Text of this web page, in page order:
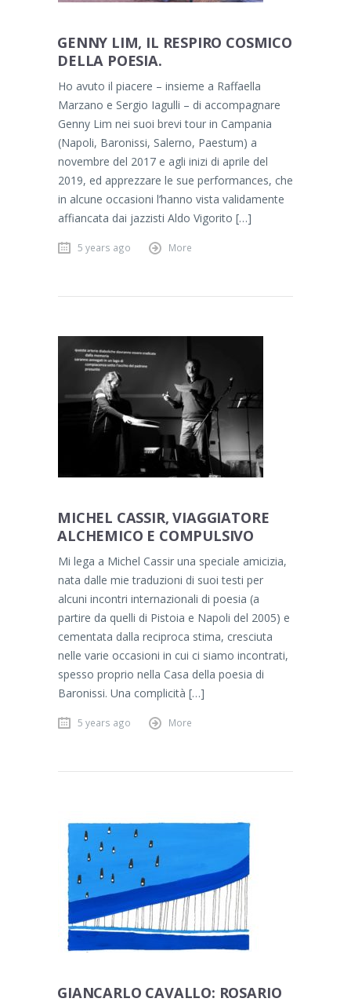
GENNY LIM, IL RESPIRO COSMICO
DELLA POESIA.
Ho avuto il piacere – insieme a Raffaella
Marzano e Sergio Iagulli – di accompagnare
Genny Lim nei suoi brevi tour in Campania
(Napoli, Baronissi, Salerno, Paestum) a
novembre del 2017 e agli inizi di aprile del
2019, ed apprezzare le sue performances, che
in alcune occasioni l’hanno vista validamente
affiancata dai jazzisti Aldo Vigorito […]
5 years ago More
MICHEL CASSIR, VIAGGIATORE
ALCHEMICO E COMPULSIVO
Mi lega a Michel Cassir una speciale amicizia,
nata dalle mie traduzioni di suoi testi per
alcuni incontri internazionali di poesia (a
partire da quelli di Pistoia e Napoli del 2005) e
cementata dalla reciproca stima, cresciuta
nelle varie occasioni in cui ci siamo incontrati,
spesso proprio nella Casa della poesia di
Baronissi. Una complicità […]
5 years ago More
GIANCARLO CAVALLO: ROSARIO